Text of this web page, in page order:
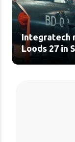
Integratech
Loods 27 in